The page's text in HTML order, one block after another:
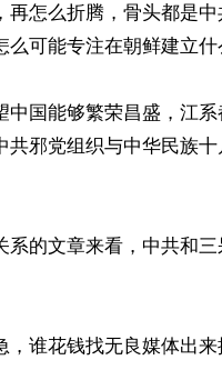
怎么折腾，骨头都是
可能专注在朝鲜建立什
国能够繁荣昌盛，江
邪党组织与中华民族十
的文章来看，中共和
谁花钱找无良媒体出来